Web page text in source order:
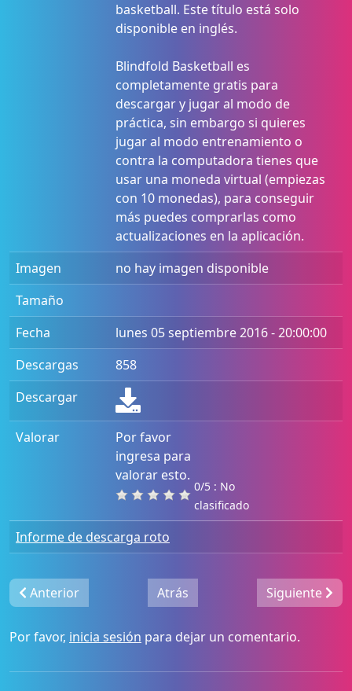
basketball. Este título está solo
disponible en inglés.
Blindfold Basketball es
completamente gratis para
descargar y jugar al modo de
práctica, sin embargo si quieres
jugar al modo entrenamiento o
contra la computadora tienes que
usar una moneda virtual (empiezas
con 10 monedas), para conseguir
más puedes comprarlas como
actualizaciones en la aplicación.
Imagen
no hay imagen disponible
Tamaño
Fecha
lunes 05 septiembre 2016 - 20:00:00
Descargas
858
Descargar
Valorar
Por favor
ingresa para
valorar esto.
0/5 : No
clasificado
Informe de descarga roto
Anterior Atrás Siguiente
Por favor, inicia sesión para dejar un comentario.